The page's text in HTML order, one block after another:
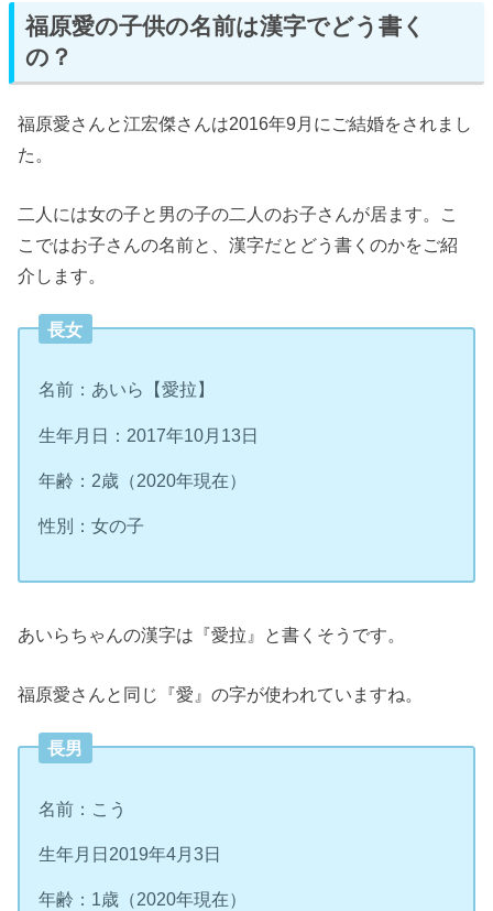
福原愛の子供の名前は漢字でどう書く
の？
福原愛さんと江宏傑さんは2016年9月にご結婚をされまし
た。
二人には女の子と男の子の二人のお子さんが居ます。こ
こではお子さんの名前と、漢字だとどう書くのかをご紹
介します。
長女
名前：あいら【愛拉】
生年月日：2017年10月13日
年齢：2歳（2020年現在）
性別：女の子
あいらちゃんの漢字は『愛拉』と書くそうです。
福原愛さんと同じ『愛』の字が使われていますね。
長男
名前：こう
生年月日2019年4月3日
年齢：1歳（2020年現在）